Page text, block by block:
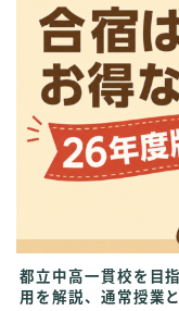
都立中高一貫校を目
用を解説、通常授業